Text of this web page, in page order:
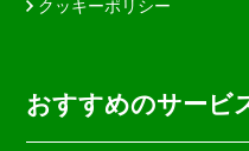
クッキーポリシー
おすすめのサービ